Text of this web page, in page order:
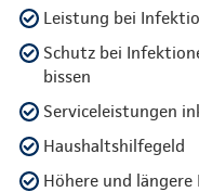
Leistung bei
Schutz bei
bissen
Serviceleistungen
Haushaltshilfegeld
Höhere und längere